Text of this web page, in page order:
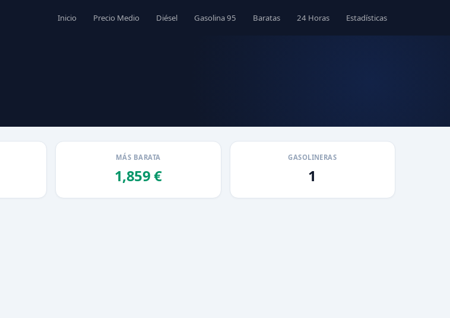
Inicio Precio Medio Diésel Gasolina 95 Baratas 24 Horas Estadísticas
MÁS BARATA
1,859 €
GASOLINERAS
1